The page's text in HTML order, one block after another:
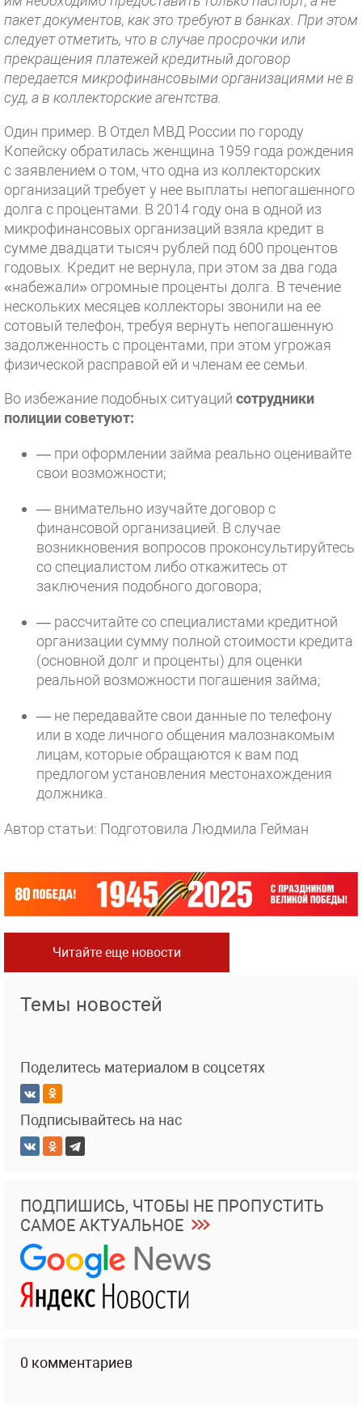
пакет документов, как это требуют в банках. При этом
следует отметить, что в случае просрочки или
прекращения платежей кредитный договор
передается микрофинансовыми организациями не в
суд, а в коллекторские агентства.
Один пример. В Отдел МВД России по городу
Копейску обратилась женщина 1959 года рождения
с заявлением о том, что одна из коллекторских
организаций требует у нее выплаты непогашенного
долга с процентами. В 2014 году она в одной из
микрофинансовых организаций взяла кредит в
сумме двадцати тысяч рублей под 600 процентов
годовых. Кредит не вернула, при этом за два года
«набежали» огромные проценты долга. В течение
нескольких месяцев коллекторы звонили на ее
сотовый телефон, требуя вернуть непогашенную
задолженность с процентами, при этом угрожая
физической расправой ей и членам ее семьи.
Во избежание подобных ситуаций сотрудники
полиции советуют:
— при оформлении займа реально оценивайте
свои возможности;
— внимательно изучайте договор с
финансовой организацией. В случае
возникновения вопросов проконсультируйтесь
со специалистом либо откажитесь от
заключения подобного договора;
— рассчитайте со специалистами кредитной
организации сумму полной стоимости кредита
(основной долг и проценты) для оценки
реальной возможности погашения займа;
— не передавайте свои данные по телефону
или в ходе личного общения малознакомым
лицам, которые обращаются к вам под
предлогом установления местонахождения
должника.
Автор статьи: Подготовила Людмила Гейман
Читайте еще новости
Темы новостей
Поделитесь материалом в соцсетях
Подписывайтесь на нас
ПОДПИШИСЬ, ЧТОБЫ НЕ ПРОПУСТИТЬ
САМОЕ АКТУАЛЬНОЕ
0 комментариев